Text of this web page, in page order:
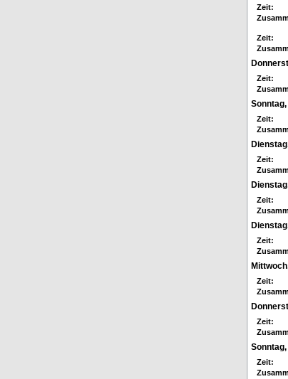
Zeit:
Zeit:
Zeit:
Zeit:
Zeit:
Zeit:
Zeit:
Zeit:
Zeit:
Zeit: